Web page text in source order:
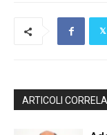
ARTICOLI